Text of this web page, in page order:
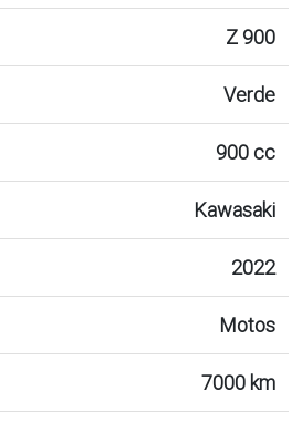
Z 900
Verde
900 cc
Kawasaki
2022
Motos
7000 km